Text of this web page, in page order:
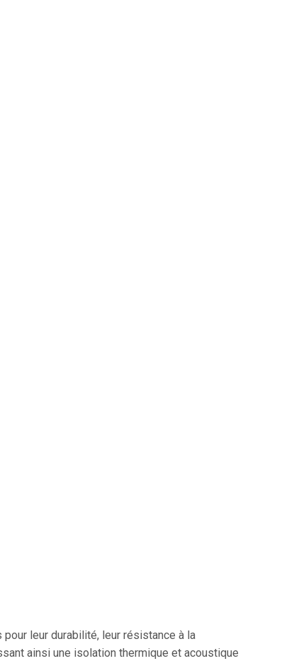
leur durabilité, leur résistance à la
ainsi une isolation thermique et acoustique